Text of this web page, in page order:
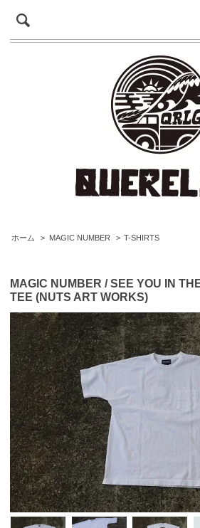
ホーム > MAGIC NUMBER > T-SHIRTS
MAGIC NUMBER / SEE YOU IN
TEE (NUTS ART WORKS)